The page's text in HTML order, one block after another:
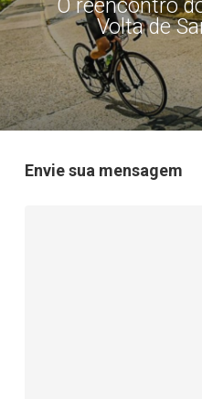
O reencontro
Volta de
Envie sua mensagem